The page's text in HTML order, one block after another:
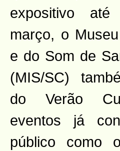
expositivo
março, o
e do Som de
(MIS/SC)
do Verão
eventos já
público como